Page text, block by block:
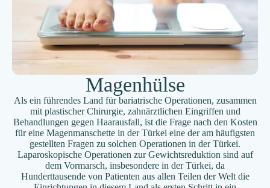
Magenhülse
Als ein führendes Land für bariatrische Operationen, zusammen
mit plastischer Chirurgie, zahnärztlichen Eingriffen und
Behandlungen gegen Haarausfall, ist die Frage nach den Kosten
für eine Magenmanschette in der Türkei eine der am häufigsten
gestellten Fragen zu solchen Operationen in der Türkei.
Laparoskopische Operationen zur Gewichtsreduktion sind auf
dem Vormarsch, insbesondere in der Türkei, da
Hunderttausende von Patienten aus allen Teilen der Welt die